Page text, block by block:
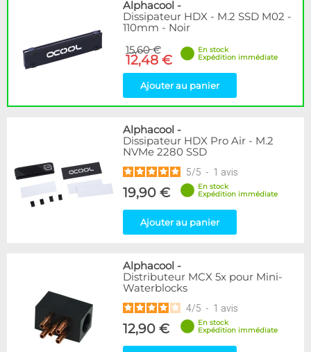
Disponibilité / Promotions
Articles en promotions
Appliquer
Alphacool -
Dissipateur HDX - M.2 SSD M02 -
110mm - Noir
15,60 €
12,48 €
En stock
Expédition immédiate
Ajouter au panier
Alphacool -
Dissipateur HDX Pro Air - M.2
NVMe 2280 SSD
5/5 - 1 avis
19,90 €
En stock
Expédition immédiate
Ajouter au panier
Alphacool -
Distributeur MCX 5x pour Mini-
Waterblocks
4/5 - 1 avis
12,90 €
En stock
Expédition immédiate